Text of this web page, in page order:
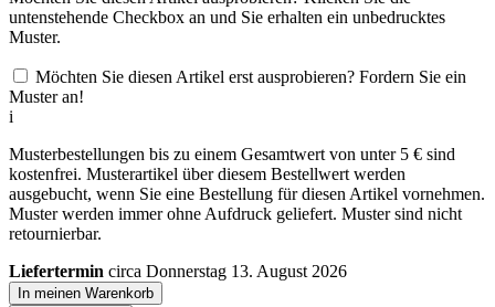
untenstehende Checkbox an und Sie erhalten ein unbedrucktes
Muster.
Möchten Sie diesen Artikel erst ausprobieren? Fordern Sie ein
Muster an!
i
Musterbestellungen bis zu einem Gesamtwert von unter 5 € sind
kostenfrei. Musterartikel über diesem Bestellwert werden
ausgebucht, wenn Sie eine Bestellung für diesen Artikel vornehmen.
Muster werden immer ohne Aufdruck geliefert. Muster sind nicht
retournierbar.
Liefertermin circa Donnerstag 13. August 2026
In meinen Warenkorb